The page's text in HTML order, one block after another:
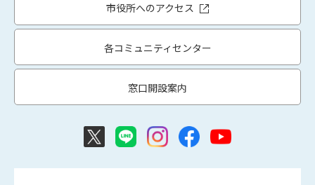
市役所へのアクセス
各コミュニティセンター
窓口開設案内